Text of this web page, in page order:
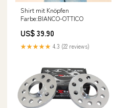
Shirt mit Knöpfen
Farbe:BIANCO-OTTICO
US$ 39.90
★★★★★ 4.3 (22 reviews)